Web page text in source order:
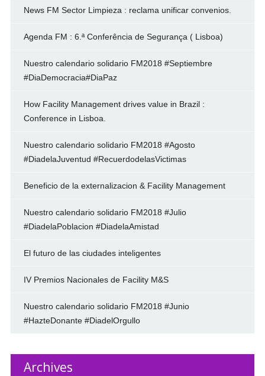
News FM Sector Limpieza : reclama unificar convenios.
Agenda FM : 6.ª Conferência de Segurança ( Lisboa)
Nuestro calendario solidario FM2018 #Septiembre
#DiaDemocracia#DiaPaz
How Facility Management drives value in Brazil :
Conference in Lisboa.
Nuestro calendario solidario FM2018 #Agosto
#DiadelaJuventud #RecuerdodelasVictimas
Beneficio de la externalizacion & Facility Management
Nuestro calendario solidario FM2018 #Julio
#DiadelaPoblacion #DiadelaAmistad
El futuro de las ciudades inteligentes
IV Premios Nacionales de Facility M&S
Nuestro calendario solidario FM2018 #Junio
#HazteDonante #DiadelOrgullo
Archives